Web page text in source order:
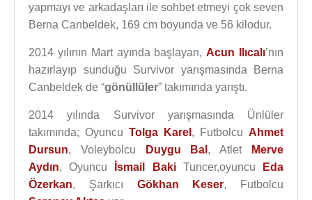
yapmayı ve arkadaşları ile sohbet etmeyi çok seven
Berna Canbeldek, 169 cm boyunda ve 56 kilodur.
2014 yılının Mart ayında başlayan,Acun Ilıcalı’nın
hazırlayıp sunduğu Survivor yarışmasında Berna
Canbeldek de “gönüllüler” takımında yarıştı.
2014 yılında Survivor yarışmasında Ünlüler
takımında; Oyuncu Tolga Karel , Futbolcu Ahmet
Dursun, Voleybolcu Duygu Bal , Atlet
Merve
Aydın, Oyuncu İsmail BakiTuncer,oyuncu
Eda
Özerkan, Şarkıcı Gökhan Keser, Futbolcu